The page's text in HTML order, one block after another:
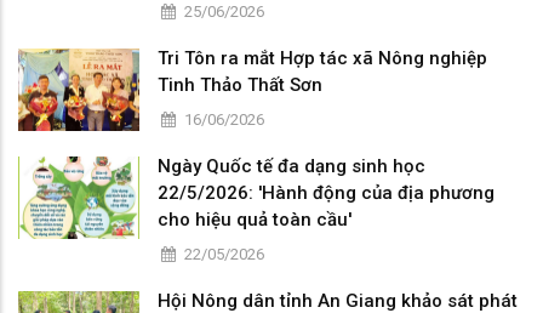
25/06/2026
Tri Tôn ra mắt Hợp tác xã Nông nghiệp
Tinh Thảo Thất Sơn
16/06/2026
Ngày Quốc tế đa dạng sinh học
22/5/2026: 'Hành động của địa phương
cho hiệu quả toàn cầu'
22/05/2026
Hội Nông dân tỉnh An Giang khảo sát phát